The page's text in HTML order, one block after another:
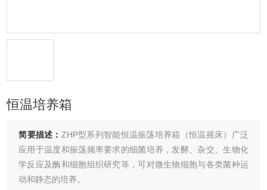
恒温培养箱
简要描述： ZHP型系列智能恒温振荡培养箱（恒温摇床）广泛
应用于温度和振荡频率要求的细菌培养，发酵、杂交、生物化
学反应及酶和细胞组织研究等，可对微生物细胞与各类菌种运
动和静态的培养。